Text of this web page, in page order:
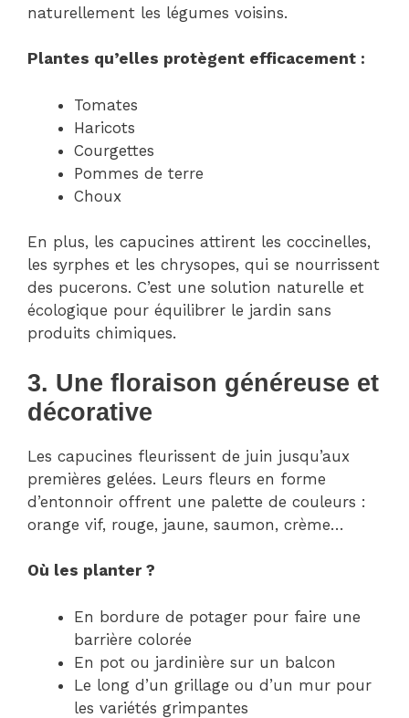
naturellement les légumes voisins.
Plantes qu’elles protègent efficacement :
Tomates
Haricots
Courgettes
Pommes de terre
Choux
En plus, les capucines attirent les coccinelles,
les syrphes et les chrysopes, qui se nourrissent
des pucerons. C’est une solution naturelle et
écologique pour équilibrer le jardin sans
produits chimiques.
3. Une floraison généreuse et
décorative
Les capucines fleurissent de juin jusqu’aux
premières gelées. Leurs fleurs en forme
d’entonnoir offrent une palette de couleurs :
orange vif, rouge, jaune, saumon, crème…
Où les planter ?
En bordure de potager pour faire une
barrière colorée
En pot ou jardinière sur un balcon
Le long d’un grillage ou d’un mur pour
les variétés grimpantes